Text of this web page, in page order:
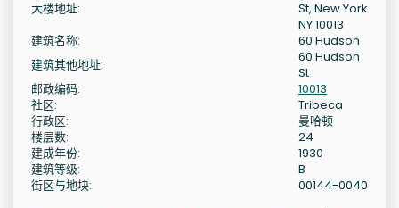
大楼地址:
St, New York
NY 10013
建筑名称:
60 Hudson
建筑其他地址:
60 Hudson
St
邮政编码:
10013
社区:
Tribeca
行政区:
曼哈顿
楼层数:
24
建成年份:
1930
建筑等级:
B
街区与地块:
00144-0040